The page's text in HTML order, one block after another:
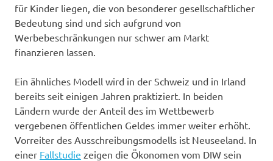
für Kinder liegen, die von besonderer gesellschaftlicher
Bedeutung sind und sich aufgrund von
Werbebeschränkungen nur schwer am Markt
finanzieren lassen.
Ein ähnliches Modell wird in der Schweiz und in Irland
bereits seit einigen Jahren praktiziert. In beiden
Ländern wurde der Anteil des im Wettbewerb
vergebenen öffentlichen Geldes immer weiter erhöht.
Vorreiter des Ausschreibungsmodells ist Neuseeland. In
einer Fallstudie zeigen die Ökonomen vom DIW sein